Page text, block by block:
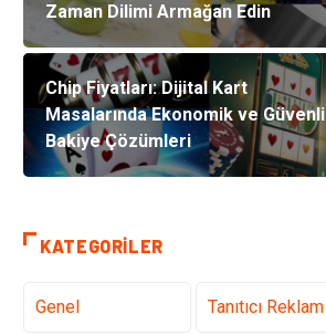
Zaman Dilimi Armağan Edin
Chip Fiyatları: Dijital Kart
Masalarında Ekonomik ve Güvenli
Bakiye Çözümleri
KATEGORILER
Genel Tanıtıcı Reklam